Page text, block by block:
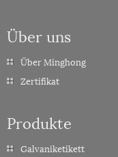
Über uns
Über Minghong
Zertifikat
Produkte
Galvaniketikett